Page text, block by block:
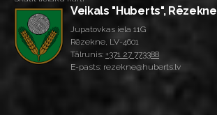
Veikals "Huberts", Rēzekne
Jupatovkas iela 11G
Rēzekne, LV-4601
Tālrunis: +371 27 773388
E-pasts: rezekne@huberts.lv